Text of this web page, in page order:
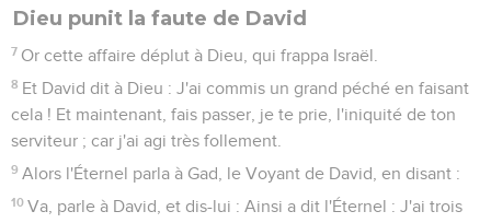
Dieu punit la faute de David
7 Or cette affaire déplut à Dieu, qui frappa Israël.
8 Et David dit à Dieu : J'ai commis un grand péché en faisant
cela ! Et maintenant, fais passer, je te prie, l'iniquité de ton
serviteur ; car j'ai agi très follement.
9 Alors l'Éternel parla à Gad, le Voyant de David, en disant :
10 Va, parle à David, et dis-lui : Ainsi a dit l'Éternel : J'ai trois